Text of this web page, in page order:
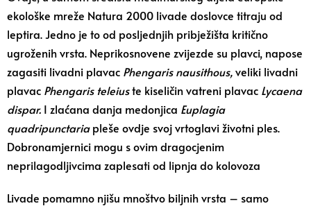
ekološke mreže Natura 2000 livade doslovce titraju od
leptira. Jedno je to od posljednjih pribježišta kritično
ugroženih vrsta. Neprikosnovene zvijezde su plavci, napose
zagasiti livadni plavac Phengaris nausithous,veliki livadni
plavac Phengaris teleiuste kiseličin vatreni plavac Lycaena
dispar. I zlaćana danja medonjica Euplagia
quadripunctariapleše ovdje svoj vrtoglavi životni ples.
Dobronamjernici mogu s ovim dragocjenim
neprilagodljivcima zaplesati od lipnja do kolovoza
Livade pomamno njišu mnoštvo biljnih vrsta – samo